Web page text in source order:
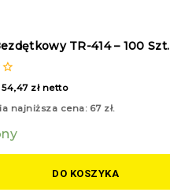
TR-414 – 100 Szt.
54,47 złnetto
najniższa cena: 67 zł.
DO KOSZYKA